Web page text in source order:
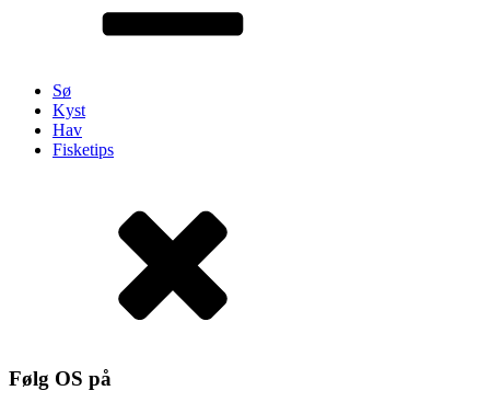
Sø
Kyst
Hav
Fisketips
Følg OS på